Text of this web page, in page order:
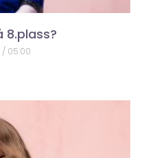
8.plass?
05:00